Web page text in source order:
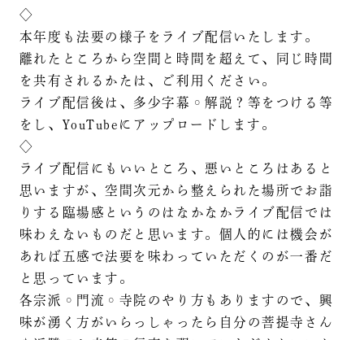
◇
本年度も法要の様子をライブ配信いたします。
離れたところから空間と時間を超えて、同じ時間
を共有されるかたは、ご利用ください。
ライブ配信後は、多少字幕◦解説？等をつける等
をし、YouTubeにアップロードします。
◇
ライブ配信にもいいところ、悪いところはあると
思いますが、空間次元から整えられた場所でお詣
りする臨場感というのはなかなかライブ配信では
味わえないものだと思います。個人的には機会が
あれば五感で法要を味わっていただくのが一番だ
と思っています。
各宗派◦門流◦寺院のやり方もありますので、興
味が湧く方がいらっしゃったら自分の菩提寺さん